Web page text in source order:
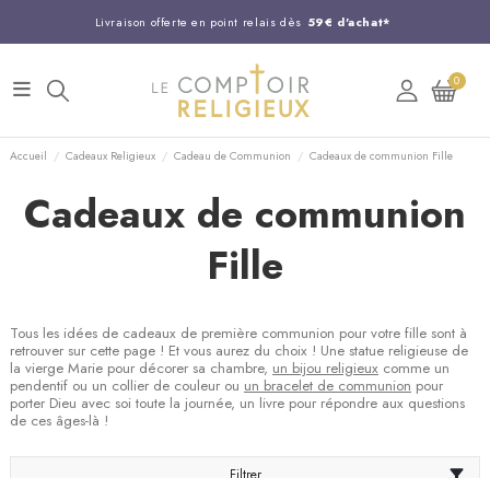
Livraison offerte en point relais dès 59€ d'achat*
Entreprise Française familiale
Support client disponible au 03 20 24 74 15
Commandez avant 14H, expédition le jour même !
0
Accueil Cadeaux Religieux Cadeau de Communion Cadeaux de communion Fille
Cadeaux de communion
Fille
Tous les idées de cadeaux de première communion pour votre fille sont à
retrouver sur cette page ! Et vous aurez du choix ! Une statue religieuse de
la vierge Marie pour décorer sa chambre, un bijou religieux comme un
pendentif ou un collier de couleur ou un bracelet de communion pour
porter Dieu avec soi toute la journée, un livre pour répondre aux questions
de ces âges-là !